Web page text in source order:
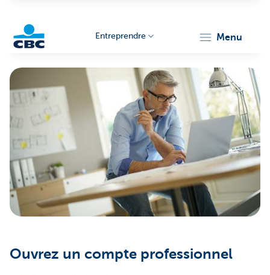
KBC
Entrepreneurs
Entreprendre menu
Ouvrez un compte professionnel